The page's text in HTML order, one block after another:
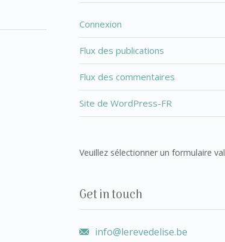
Connexion
Flux des publications
Flux des commentaires
Site de WordPress-FR
Veuillez sélectionner un formulaire
Get in touch
info@lerevedelise.be